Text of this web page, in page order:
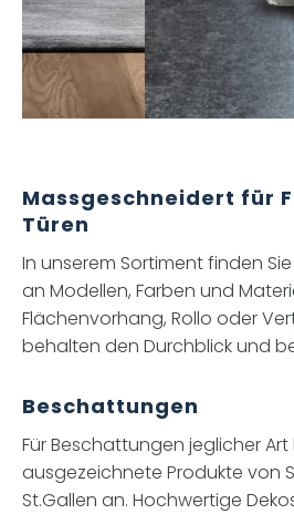
Massgeschneidert für
Türen
In unserem Sortiment finden
an Modellen, Farben und
Flächenvorhang, Rollo oder
behalten den Durchblick und
Beschattungen
Für Beschattungen jeglicher
ausgezeichnete Produkte von
St.Gallen an. Hochwertige